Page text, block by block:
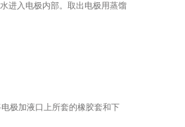
进入电极内部。取出电极用蒸馏
极加液口上所套的橡胶套和下